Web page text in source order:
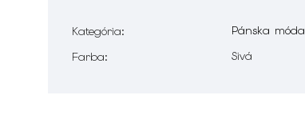
Kategória:
Pánska móda
Farba: Sivá